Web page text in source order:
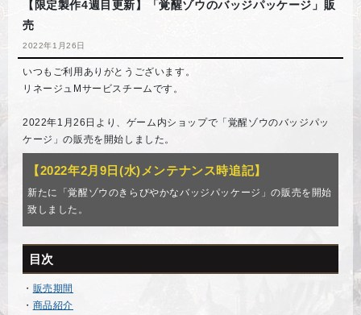
【限定製作4週目更新】「覚醒ゾウのバッジパッケージ」販
売
2022年1月26日
いつもご利用ありがとうございます。
リネージュMサービスチームです。
2022年1月26日より、ゲーム内ショップで「覚醒ゾウのバッジパッ
ケージ」の販売を開始しました。
【2022年2月9日(水)メンテナンス時追記】
新たに「覚醒ゾウのきらびやかなバッジパッケージ」の販売を開始
致しました。
目次
・ 販売期間
・ 商品紹介